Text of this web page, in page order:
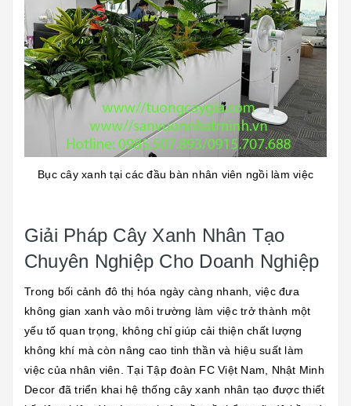
Bục cây xanh tại các đầu bàn nhân viên ngồi làm việc
Giải Pháp Cây Xanh Nhân Tạo
Chuyên Nghiệp Cho Doanh Nghiệp
Trong bối cảnh đô thị hóa ngày càng nhanh, việc đưa
không gian xanh vào môi trường làm việc trở thành một
yếu tố quan trọng, không chỉ giúp cải thiện chất lượng
không khí mà còn nâng cao tinh thần và hiệu suất làm
việc của nhân viên. Tại Tập đoàn FC Việt Nam, Nhật Minh
Decor đã triển khai hệ thống cây xanh nhân tạo được thiết